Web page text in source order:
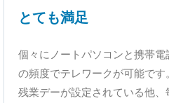
とても満足
個々にノートパソコンと携帯電
の頻度でテレワークが可能で
残業デーが設定されている他